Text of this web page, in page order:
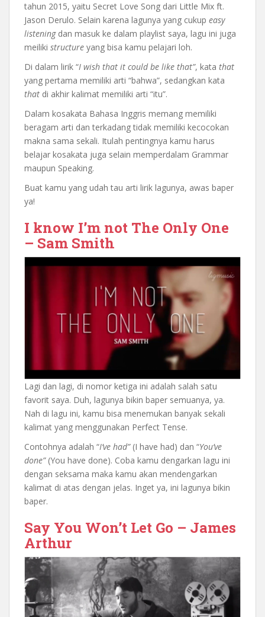
tahun 2015, yaitu Secret Love Song dari Little Mix ft.
Jason Derulo. Selain karena lagunya yang cukup easy
listeningdan masuk ke dalam playlist saya, lagu ini juga
meiliki structure yang bisa kamu pelajari loh.
Di dalam lirik “I wish that it could be like that”, kata that
yang pertama memiliki arti “bahwa”, sedangkan kata
that di akhir kalimat memiliki arti “itu”.
Dalam kosakata Bahasa Inggris memang memiliki
beragam arti dan terkadang tidak memiliki kecocokan
makna sama sekali. Itulah pentingnya kamu harus
belajar kosakata juga selain memperdalam Grammar
maupun Speaking.
Buat kamu yang udah tau arti lirik lagunya, awas baper
ya!
I know I’m not The Only One
– Sam Smith
Lagi dan lagi, di nomor ketiga ini adalah salah satu
favorit saya. Duh, lagunya bikin baper semuanya, ya.
Nah di lagu ini, kamu bisa menemukan banyak sekali
kalimat yang menggunakan Perfect Tense.
Contohnya adalah “I’ve had”(I have had) dan “You’ve
done” (You have done). Coba kamu dengarkan lagu ini
dengan seksama maka kamu akan mendengarkan
kalimat di atas dengan jelas. Inget ya, ini lagunya bikin
baper.
Say You Won’t Let Go – James
Arthur